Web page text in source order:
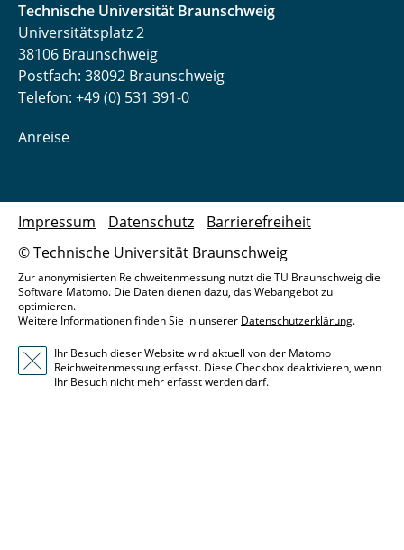
Technische Universität Braunschweig
Universitätsplatz 2
38106 Braunschweig
Postfach: 38092 Braunschweig
Telefon: +49 (0) 531 391-0
Anreise
© Technische Universität Braunschweig
Impressum Datenschutz Barrierefreiheit
Zur anonymisierten Reichweitenmessung nutzt die TU Braunschweig die
Software Matomo. Die Daten dienen dazu, das Webangebot zu
optimieren.
Weitere Informationen finden Sie in unserer Datenschutzerklärung.
Ihr Besuch dieser Website wird aktuell von der Matomo
Reichweitenmessung erfasst. Diese Checkbox deaktivieren, wenn
Ihr Besuch nicht mehr erfasst werden darf.